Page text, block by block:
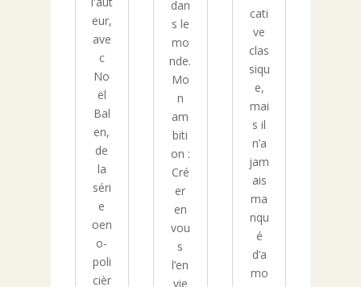
eur,
ave
c
No
ël
Bal
en,
de
la
séri
e
oen
o-
poli
cièr
dan
s le
mo
nde.
Mo
n
am
biti
on :
Cré
er
en
vou
s
l’en
vie
cati
ve
clas
siqu
e,
mai
s il
n’a
jam
ais
ma
nqu
é
d’a
mo